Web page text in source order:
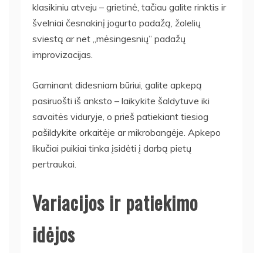
klasikiniu atveju – grietinė, tačiau galite rinktis ir
švelniai česnakinį jogurto padažą, žolelių
sviestą ar net „mėsingesnių” padažų
improvizacijas.
Gaminant didesniam būriui, galite apkepą
pasiruošti iš anksto – laikykite šaldytuve iki
savaitės viduryje, o prieš patiekiant tiesiog
pašildykite orkaitėje ar mikrobangėje. Apkepo
likučiai puikiai tinka įsidėti į darbą pietų
pertraukai.
Variacijos ir patiekimo
idėjos